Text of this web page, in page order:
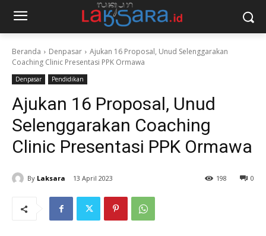
Beranda Denpasar
Ajukan 16 Proposal, Unud Selenggarakan
Coaching Clinic Presentasi PPK Ormawa
Denpasar Pendidikan
Ajukan 16 Proposal, Unud
Selenggarakan Coaching
Clinic Presentasi PPK Ormawa
By Laksara 13 April 2023 0
198